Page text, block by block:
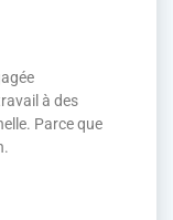
à des
Parce que